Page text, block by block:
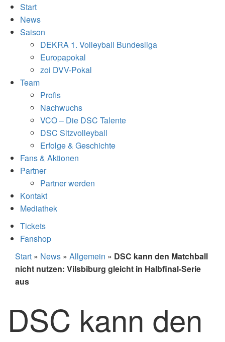
Start
News
Saison
DEKRA 1. Volleyball Bundesliga
Europapokal
zoi DVV-Pokal
Team
Profis
Nachwuchs
VCO – Die DSC Talente
DSC Sitzvolleyball
Erfolge & Geschichte
Fans & Aktionen
Partner
Partner werden
Kontakt
Mediathek
Tickets
Fanshop
Start » News » Allgemein » DSC kann den Matchball
nicht nutzen: Vilsbiburg gleicht in Halbfinal-Serie
aus
DSC kann den